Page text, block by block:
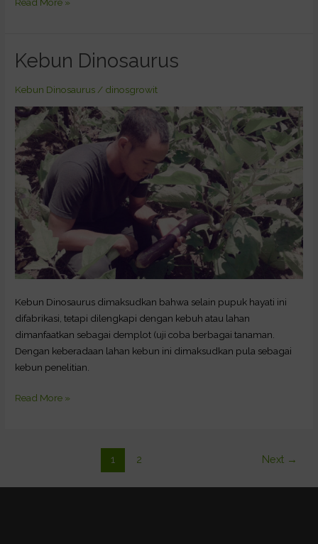
Read More »
Kebun Dinosaurus
Kebun Dinosaurus / dinosgrowit
Kebun Dinosaurus dimaksudkan bahwa selain pupuk hayati ini
difabrikasi, tetapi dilengkapi dengan kebuh atau lahan
dimanfaatkan sebagai demplot (uji coba berbagai tanaman.
Dengan keberadaan lahan kebun ini dimaksudkan pula sebagai
kebun penelitian.
Kebun
Read More »
1 2 Next →